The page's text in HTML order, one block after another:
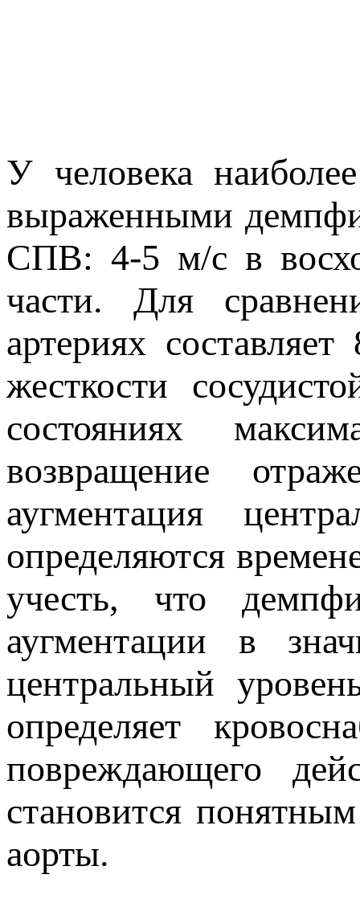
У человека
выраженными
СПВ: 4-5 м/с в
части. Для
артериях
жесткости
состояниях
возвращение
аугментация
определяются
учесть, что
аугментации в
центральный
определяет
повреждающего
становится
аорты.